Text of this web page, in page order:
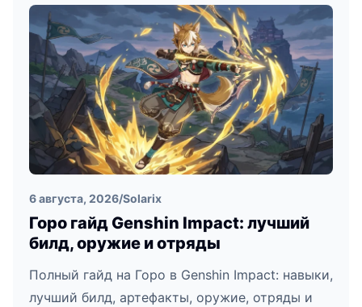
6 августа, 2026/Solarix
Горо гайд Genshin Impact: лучший
билд, оружие и отряды
Полный гайд на Горо в Genshin Impact: навыки,
лучший билд, артефакты, оружие, отряды и